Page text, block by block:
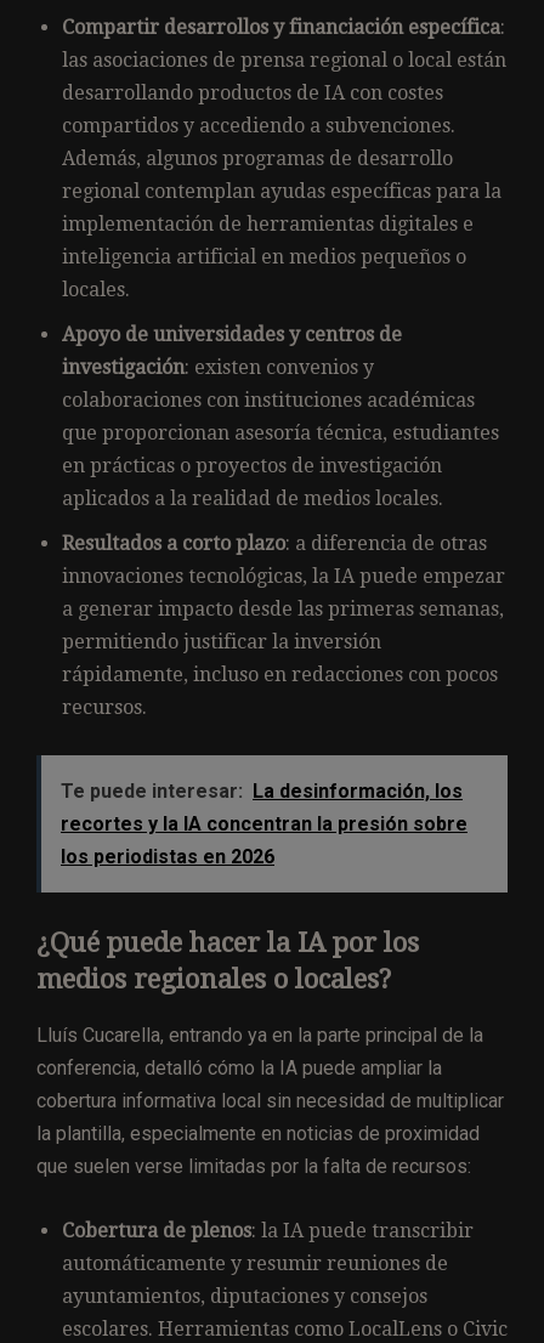
Compartir desarrollos y financiación específica:
las asociaciones de prensa regional o local están
desarrollando productos de IA con costes
compartidos y accediendo a subvenciones.
Además, algunos programas de desarrollo
regional contemplan ayudas específicas para la
implementación de herramientas digitales e
inteligencia artificial en medios pequeños o
locales.
Apoyo de universidades y centros de
investigación: existen convenios y
colaboraciones con instituciones académicas
que proporcionan asesoría técnica, estudiantes
en prácticas o proyectos de investigación
aplicados a la realidad de medios locales.
Resultados a corto plazo: a diferencia de otras
innovaciones tecnológicas, la IA puede empezar
a generar impacto desde las primeras semanas,
permitiendo justificar la inversión
rápidamente, incluso en redacciones con pocos
recursos.
Te puede interesar: La desinformación, los
recortes y la IA concentran la presión sobre
los periodistas en 2026
¿Qué puede hacer la IA por los
medios regionales o locales?
Lluís Cucarella, entrando ya en la parte principal de la
conferencia, detalló cómo la IA puede ampliar la
cobertura informativa local sin necesidad de multiplicar
la plantilla, especialmente en noticias de proximidad
que suelen verse limitadas por la falta de recursos:
Cobertura de plenos: la IA puede transcribir
automáticamente y resumir reuniones de
ayuntamientos, diputaciones y consejos
escolares. Herramientas como LocalLens o Civic